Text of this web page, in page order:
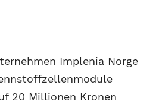
Implenia Norge
20 Millionen Kronen